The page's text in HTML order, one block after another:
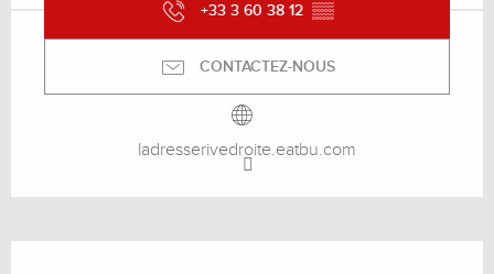
+33 3 60 38 12 ▒▒
CONTACTEZ-NOUS
ladresserivedroite.eatbu.com